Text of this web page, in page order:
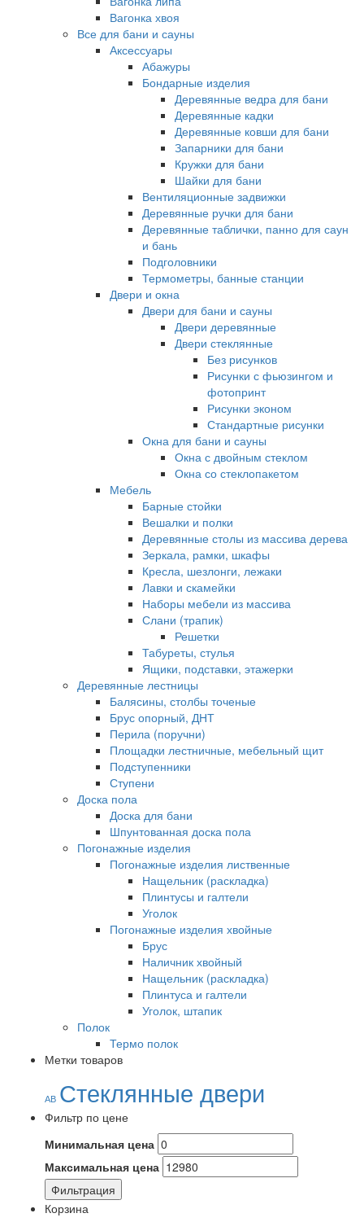
Вагонка хвоя
Все для бани и сауны
Аксессуары
Абажуры
Бондарные изделия
Деревянные ведра для бани
Деревянные кадки
Деревянные ковши для бани
Запарники для бани
Кружки для бани
Шайки для бани
Вентиляционные задвижки
Деревянные ручки для бани
Деревянные таблички, панно для саун
и бань
Подголовники
Термометры, банные станции
Двери и окна
Двери для бани и сауны
Двери деревянные
Двери стеклянные
Без рисунков
Рисунки с фьюзингом и
фотопринт
Рисунки эконом
Стандартные рисунки
Окна для бани и сауны
Окна с двойным стеклом
Окна со стеклопакетом
Мебель
Барные стойки
Вешалки и полки
Деревянные столы из массива дерева
Зеркала, рамки, шкафы
Кресла, шезлонги, лежаки
Лавки и скамейки
Наборы мебели из массива
Слани (трапик)
Решетки
Табуреты, стулья
Ящики, подставки, этажерки
Деревянные лестницы
Балясины, столбы точеные
Брус опорный, ДНТ
Перила (поручни)
Площадки лестничные, мебельный щит
Подступенники
Ступени
Доска пола
Доска для бани
Шпунтованная доска пола
Погонажные изделия
Погонажные изделия лиственные
Нащельник (раскладка)
Плинтусы и галтели
Уголок
Погонажные изделия хвойные
Брус
Наличник хвойный
Нащельник (раскладка)
Плинтуса и галтели
Уголок, штапик
Полок
Термо полок
Метки товаров
АВ Стеклянные двери
Фильтр по цене
Минимальная цена
Максимальная цена
Фильтрация
Корзина